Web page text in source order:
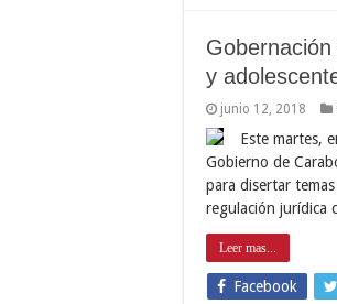
y
junio 12, 2018
Este martes,
Gobierno de
para disertar
regulación jurídica
Leer mas...
Facebook